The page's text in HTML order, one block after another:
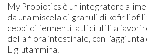
My Probiotics è un integratore
da una miscela di granuli di kefir
ceppi di fermenti lattici utili a
della flora intestinale, con l’aggiunta
L-glutammina.